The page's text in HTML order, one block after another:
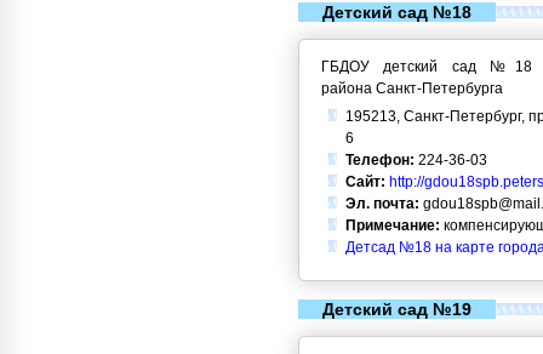
Детский сад №18
ГБДОУ детский сад №18
района Санкт-Петербурга
195213, Санкт-Петербург,
6
Телефон: 224-36-03
Сайт: http://
Эл. почта:
Примечание:
Детсад №18 на карте
Детский сад №19